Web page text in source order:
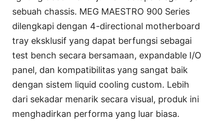
sebuah chassis. MEG MAESTRO 900 Series
dilengkapi dengan 4-directional motherboard
tray eksklusif yang dapat berfungsi sebagai
test bench secara bersamaan, expandable I/O
panel, dan kompatibilitas yang sangat baik
dengan sistem liquid cooling custom. Lebih
dari sekadar menarik secara visual, produk ini
menghadirkan performa yang luar biasa.